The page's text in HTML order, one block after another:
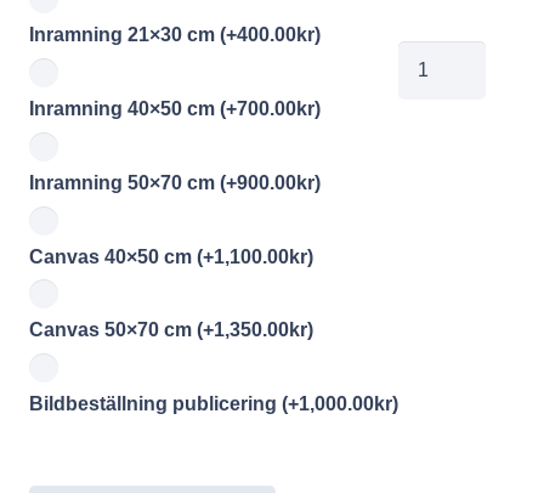
Inramning 21×30 cm (+400.00kr)
Inramning 40×50 cm (+700.00kr)
Inramning 50×70 cm (+900.00kr)
Canvas 40×50 cm (+1,100.00kr)
Canvas 50×70 cm (+1,350.00kr)
Bildbeställning publicering (+1,000.00kr)